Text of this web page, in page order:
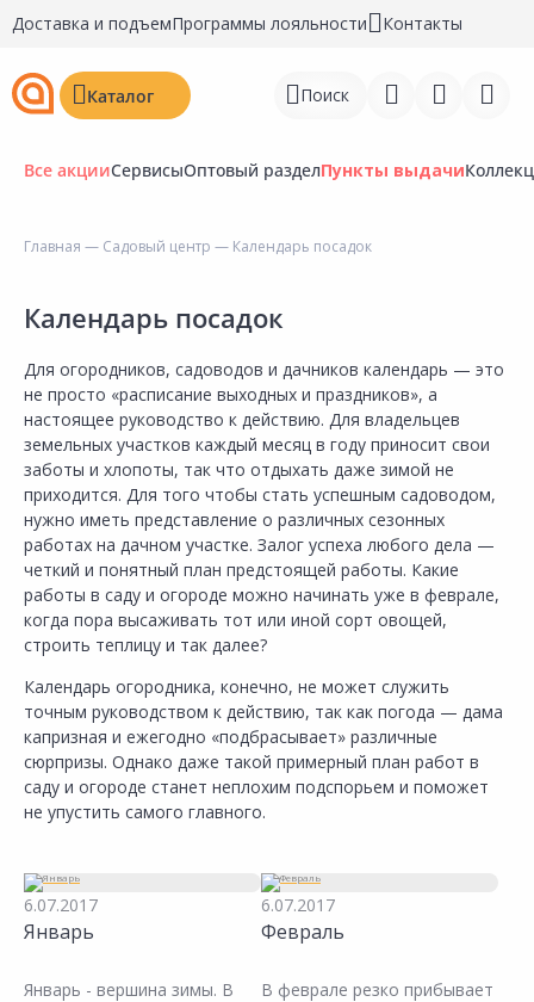
Доставка и подъемПрограммы лояльности Контакты
Каталог Поиск
Регистрация
Перейти к сравнению
Избранное
Недавно просмотренные
товары
Все акцииСервисыОптовый разделПункты выдачи
Главная — Садовый центр — Календарь посадок
Календарь посадок
Для огородников, садоводов и дачников календарь — это
не просто «расписание выходных и праздников», а
настоящее руководство к действию. Для владельцев
земельных участков каждый месяц в году приносит свои
заботы и хлопоты, так что отдыхать даже зимой не
приходится. Для того чтобы стать успешным садоводом,
нужно иметь представление о различных сезонных
работах на дачном участке. Залог успеха любого дела —
четкий и понятный план предстоящей работы. Какие
работы в саду и огороде можно начинать уже в феврале,
когда пора высаживать тот или иной сорт овощей,
строить теплицу и так далее?
Календарь огородника, конечно, не может служить
точным руководством к действию, так как погода — дама
капризная и ежегодно «подбрасывает» различные
сюрпризы. Однако даже такой примерный план работ в
саду и огороде станет неплохим подспорьем и поможет
не упустить самого главного.
6.07.2017
Январь
Январь - вершина зимы. В
6.07.2017
Февраль
В феврале резко прибывает